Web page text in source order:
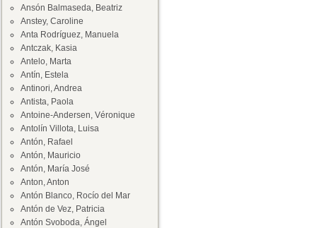
Ansón Balmaseda, Beatriz
Anstey, Caroline
Anta Rodríguez, Manuela
Antczak, Kasia
Antelo, Marta
Antín, Estela
Antinori, Andrea
Antista, Paola
Antoine-Andersen, Véronique
Antolín Villota, Luisa
Antón, Rafael
Antón, Mauricio
Antón, María José
Anton, Anton
Antón Blanco, Rocío del Mar
Antón de Vez, Patricia
Antón Svoboda, Ángel